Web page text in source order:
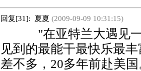
回复[31]: 夏夏 (2009-09-09 10:31:15)
"在亚特兰大遇见一
见到的最能干最快乐最
差不多，20多年前赴美